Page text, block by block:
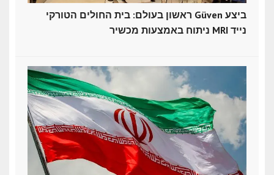
ראשון בעולם: בית החולים הטורקי Güven ביצע
ניתוח באמצעות מכשיר MRI נייד